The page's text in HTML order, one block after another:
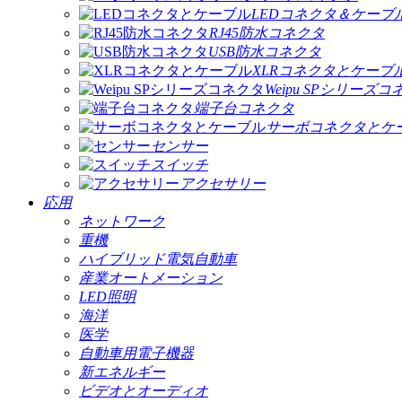
LEDコネクタ＆ケーブ
RJ45防水コネクタ
USB防水コネクタ
XLRコネクタとケーブ
Weipu SPシリーズコ
端子台コネクタ
サーボコネクタとケ
センサー
スイッチ
アクセサリー
応用
ネットワーク
重機
ハイブリッド電気自動車
産業オートメーション
LED照明
海洋
医学
自動車用電子機器
新エネルギー
ビデオとオーディオ